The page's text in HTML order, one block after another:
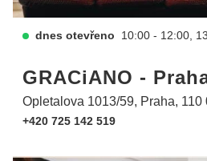
dnes otevřeno 10:00 - 12:00,
GRACiANO -
Opletalova 1013/59, Praha, 110
+420 725 142 519